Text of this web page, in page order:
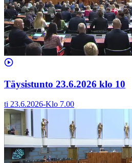
Täysistunto 23.6.2026 klo 10
ti 23.6.2026-Klo 7.00